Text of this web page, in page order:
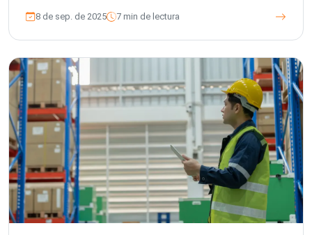
8 de sep. de 2025 7 min de lectura